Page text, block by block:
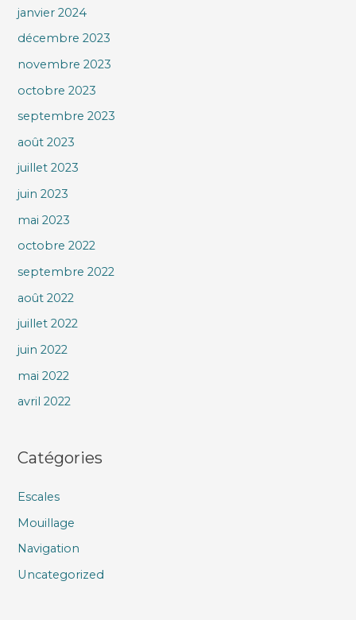
janvier 2024
décembre 2023
novembre 2023
octobre 2023
septembre 2023
août 2023
juillet 2023
juin 2023
mai 2023
octobre 2022
septembre 2022
août 2022
juillet 2022
juin 2022
mai 2022
avril 2022
Catégories
Escales
Mouillage
Navigation
Uncategorized